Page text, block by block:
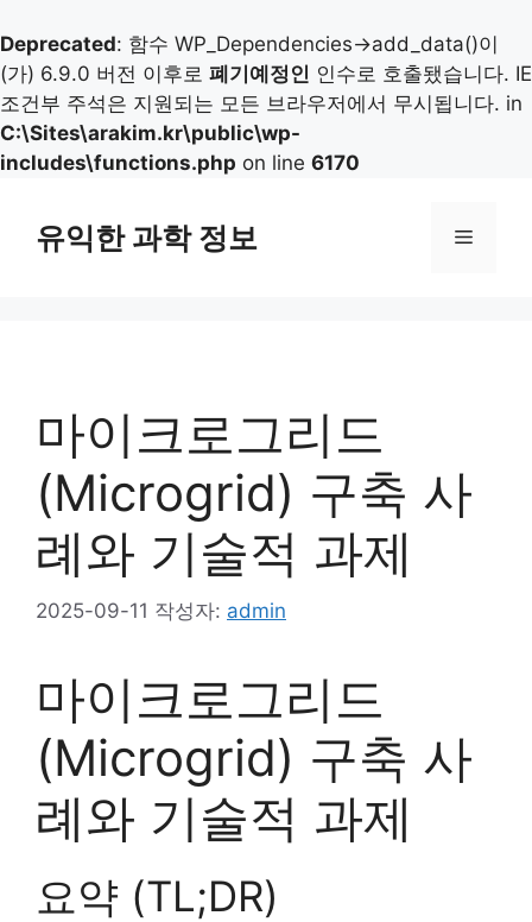
Deprecated: 함수 WP_Dependencies->add_data()이
(가) 6.9.0 버전 이후로 폐기예정인 인수로 호출됐습니다. IE
조건부 주석은 지원되는 모든 브라우저에서 무시됩니다. in
C:\Sites\arakim.kr\public\wp-
includes\functions.php on line 6170
유익한 과학 정보 메
마이크로그리드
(Microgrid) 구축 사
례와 기술적 과제
2025-09-11 작성자: admin
마이크로그리드
(Microgrid) 구축 사
례와 기술적 과제
요약 (TL;DR)